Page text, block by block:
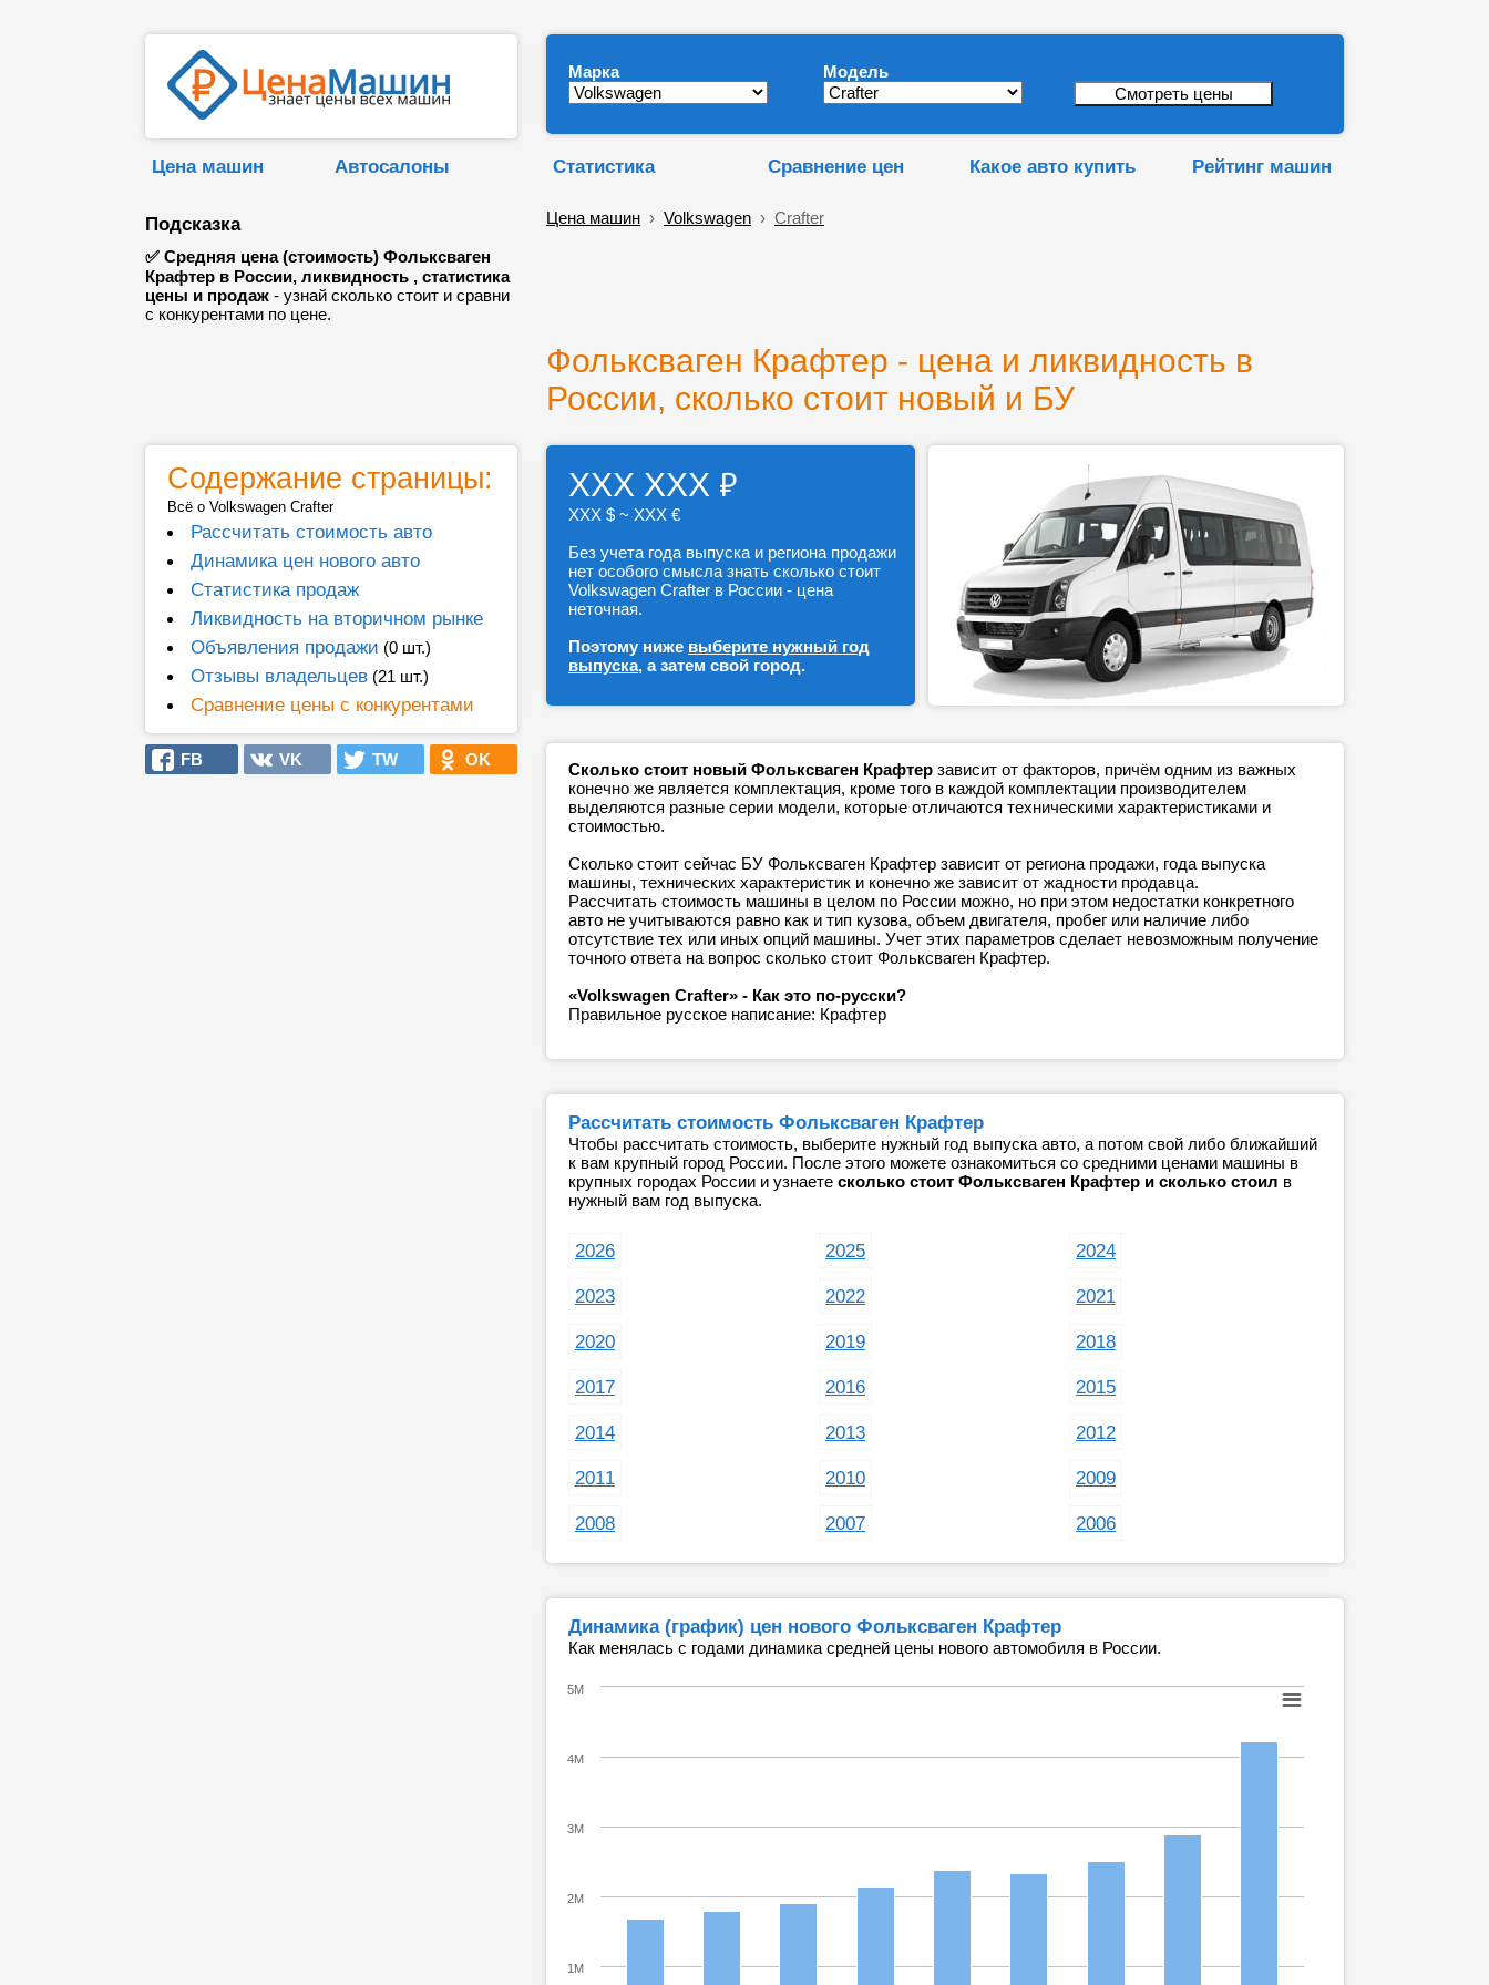
Марка Модель
Цена машин Автосалоны Статистика Сравнение цен Какое авто купить Рейтинг машин
Подсказка
✅ Средняя цена (стоимость) Фольксваген
Крафтер в России, ликвидность , статистика
цены и продаж - узнай сколько стоит и сравни
с конкурентами по цене.
Цена машин › Volkswagen › Crafter
Фольксваген Крафтер - цена и ликвидность в
России, сколько стоит новый и БУ
Содержание страницы:
Всё о Volkswagen Crafter
Рассчитать стоимость авто
Динамика цен нового авто
Статистика продаж
Ликвидность на вторичном рынке
Объявления продажи (0 шт.)
Отзывы владельцев (21 шт.)
Сравнение цены с конкурентами
FB VK TW OK
ХХХ ХХХ ₽
ХХХ $ ~ ХХХ €
Без учета года выпуска и региона продажи
нет особого смысла знать сколько стоит
Volkswagen Crafter в России - цена
неточная.
Поэтому ниже выберите нужный год
выпуска, а затем свой город.
Сколько стоит новый Фольксваген Крафтер зависит от факторов, причём одним из важных
конечно же является комплектация, кроме того в каждой комплектации производителем
выделяются разные серии модели, которые отличаются техническими характеристиками и
стоимостью.
Сколько стоит сейчас БУ Фольксваген Крафтер зависит от региона продажи, года выпуска
машины, технических характеристик и конечно же зависит от жадности продавца.
Рассчитать стоимость машины в целом по России можно, но при этом недостатки конкретного
авто не учитываются равно как и тип кузова, объем двигателя, пробег или наличие либо
отсутствие тех или иных опций машины. Учет этих параметров сделает невозможным получение
точного ответа на вопрос сколько стоит Фольксваген Крафтер.
«Volkswagen Crafter» - Как это по-русски?
Правильное русское написание: Крафтер
Рассчитать стоимость Фольксваген Крафтер
Чтобы рассчитать стоимость, выберите нужный год выпуска авто, а потом свой либо ближайший
к вам крупный город России. После этого можете ознакомиться со средними ценами машины в
крупных городах России и узнаете сколько стоит Фольксваген Крафтер и сколько стоил в
нужный вам год выпуска.
2026 2025 2024
2023 2022 2021
2020 2019 2018
2017 2016 2015
2014 2013 2012
2011 2010 2009
2008 2007 2006
Динамика (график) цен нового Фольксваген Крафтер
Как менялась с годами динамика средней цены нового автомобиля в России.
1M
2M
3M
4M
5M